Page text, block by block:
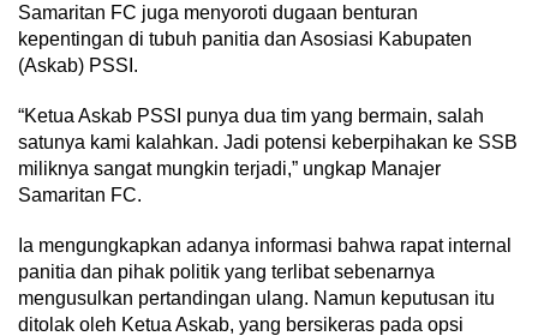
Samaritan FC juga menyoroti dugaan benturan
kepentingan di tubuh panitia dan Asosiasi Kabupaten
(Askab) PSSI.
“Ketua Askab PSSI punya dua tim yang bermain, salah
satunya kami kalahkan. Jadi potensi keberpihakan ke SSB
miliknya sangat mungkin terjadi,” ungkap Manajer
Samaritan FC.
Ia mengungkapkan adanya informasi bahwa rapat internal
panitia dan pihak politik yang terlibat sebenarnya
mengusulkan pertandingan ulang. Namun keputusan itu
ditolak oleh Ketua Askab, yang bersikeras pada opsi